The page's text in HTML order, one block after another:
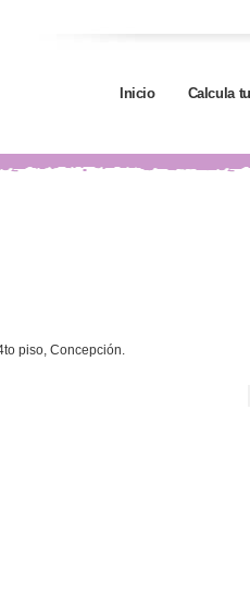
Inicio Calcula
piso, Concepción.